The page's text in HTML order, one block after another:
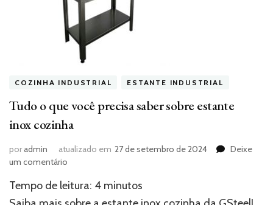
COZINHA INDUSTRIAL ESTANTE INDUSTRIAL
Tudo o que você precisa saber sobre estante
inox cozinha
poradmin atualizado em 27 de setembro de 2024
Deixe
um comentário
o
que
Tempo de leitura: 4 minutos